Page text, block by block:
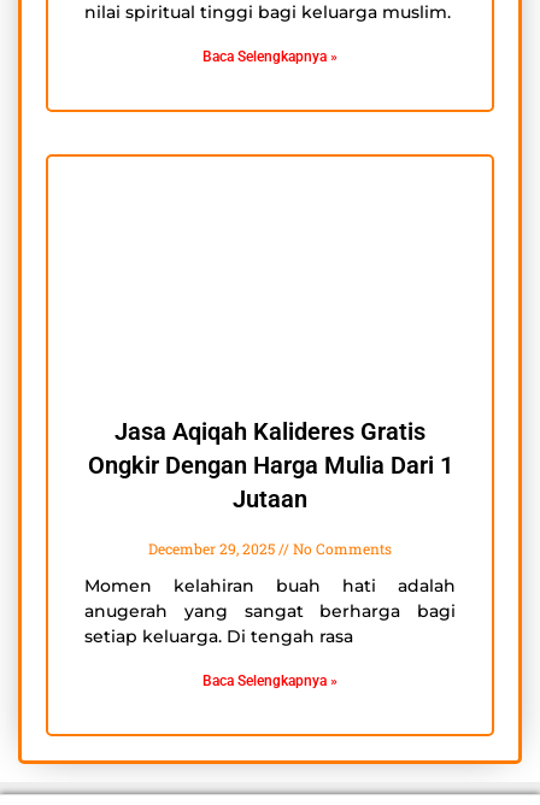
nilai spiritual tinggi bagi keluarga muslim.
Baca Selengkapnya »
Jasa Aqiqah Kalideres Gratis
Ongkir Dengan Harga Mulia Dari 1
Jutaan
December 29, 2025 No Comments
Momen kelahiran buah hati adalah
anugerah yang sangat berharga bagi
setiap keluarga. Di tengah rasa
Baca Selengkapnya »